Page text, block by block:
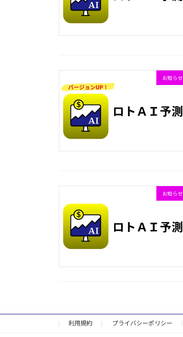
お知らせ
お知らせ
利用規約 プライバシーポリシー